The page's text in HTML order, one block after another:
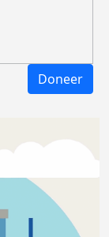
Doneer